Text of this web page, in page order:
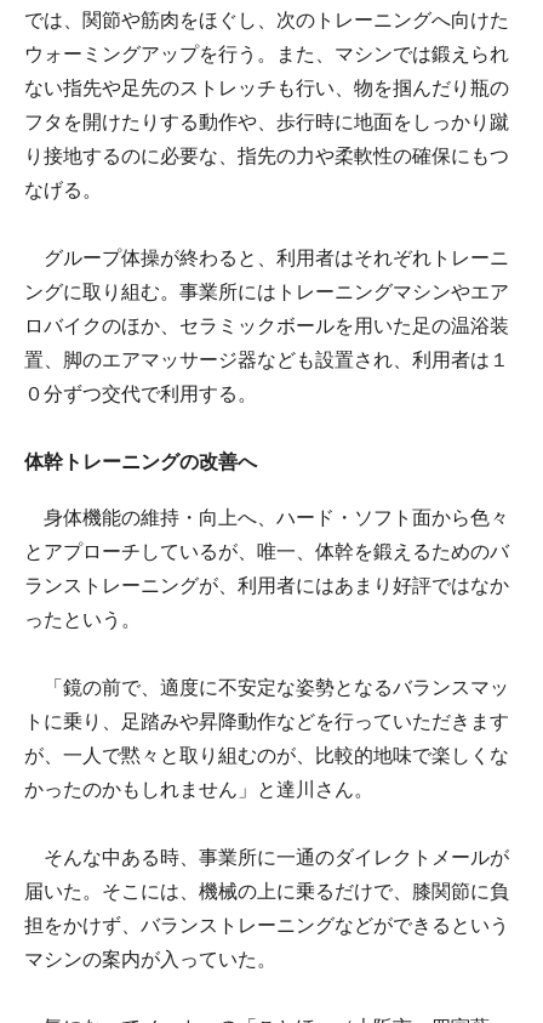
では、関節や筋肉をほぐし、次のトレーニングへ向けた
ウォーミングアップを行う。また、マシンでは鍛えられ
ない指先や足先のストレッチも行い、物を掴んだり瓶の
フタを開けたりする動作や、歩行時に地面をしっかり蹴
り接地するのに必要な、指先の力や柔軟性の確保にもつ
なげる。
グループ体操が終わると、利用者はそれぞれトレーニ
ングに取り組む。事業所にはトレーニングマシンやエア
ロバイクのほか、セラミックボールを用いた足の温浴装
置、脚のエアマッサージ器なども設置され、利用者は１
０分ずつ交代で利用する。
体幹トレーニングの改善へ
身体機能の維持・向上へ、ハード・ソフト面から色々
とアプローチしているが、唯一、体幹を鍛えるためのバ
ランストレーニングが、利用者にはあまり好評ではなか
ったという。
「鏡の前で、適度に不安定な姿勢となるバランスマッ
トに乗り、足踏みや昇降動作などを行っていただきます
が、一人で黙々と取り組むのが、比較的地味で楽しくな
かったのかもしれません」と達川さん。
そんな中ある時、事業所に一通のダイレクトメールが
届いた。そこには、機械の上に乗るだけで、膝関節に負
担をかけず、バランストレーニングなどができるという
マシンの案内が入っていた。